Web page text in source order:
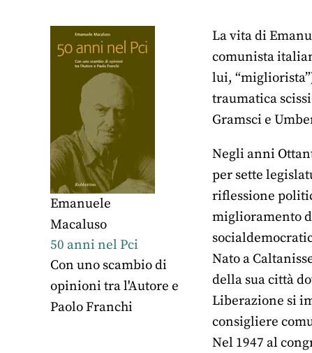
Emanuele
Macaluso
50 anni nel Pci
Con uno scambio di
opinioni tra l'Autore e
Paolo Franchi
La vita di
comunista
lui,
traumatica
Gramsci e
Negli anni
per sette
riflessione
miglioramento
Nato a
della sua città
Liberazione si
consigliere
Nel 1947 al